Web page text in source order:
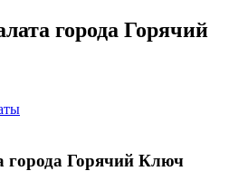
города Горячий
города Горячий Ключ